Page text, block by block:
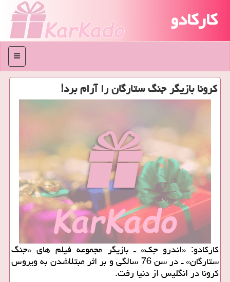
کارکادو
منو
كرونا بازیگر جنگ ستارگان را آرام برد!
كاركادو: «اندرو جك» ـ بازیگر مجموعه فیلم های «جنگ
ستارگان» ـ در سن 76 سالگی و بر اثر مبتلاشدن به ویروس
كرونا در انگلیس از دنیا رفت.